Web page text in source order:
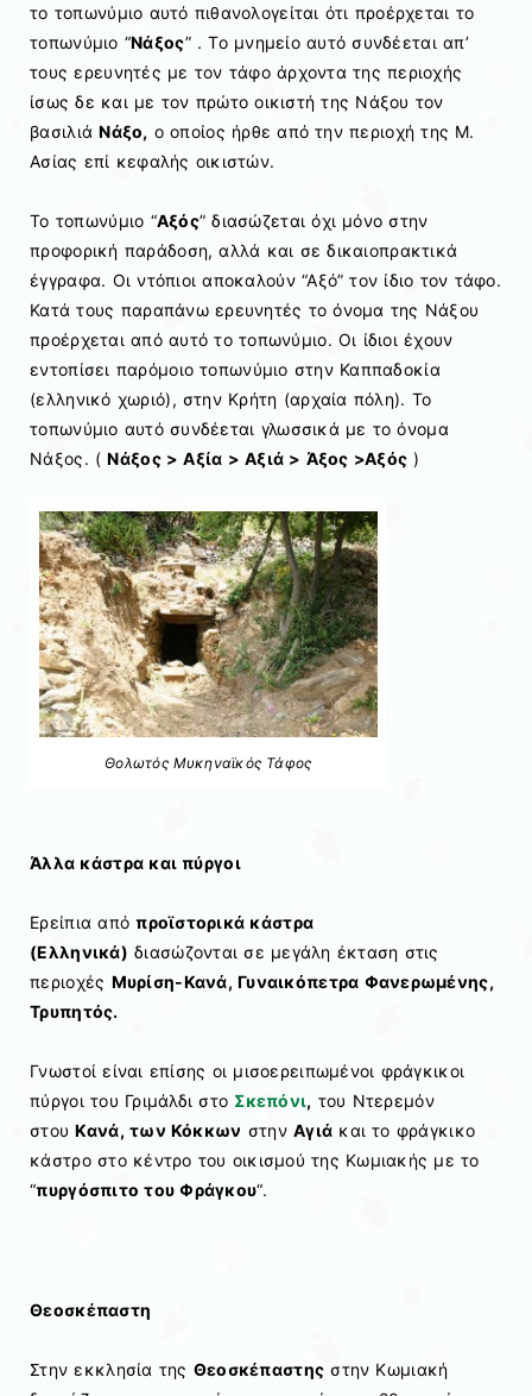
το τοπωνύμιο αυτό πιθανολογείται ότι προέρχεται το
τοπωνύμιο “Νάξος” . Το μνημείο αυτό συνδέεται απ’
τους ερευνητές με τον τάφο άρχοντα της περιοχής
ίσως δε και με τον πρώτο οικιστή της Νάξου τον
βασιλιάΝάξο, ο οποίος ήρθε από την περιοχή της Μ.
Ασίας επί κεφαλής οικιστών.
Το τοπωνύμιο “Αξός” διασώζεται όχι μόνο στην
προφορική παράδοση, αλλά και σε δικαιοπρακτικά
έγγραφα. Οι ντόπιοι αποκαλούν “Αξό” τον ίδιο τον τάφο.
Κατά τους παραπάνω ερευνητές το όνομα της Νάξου
προέρχεται από αυτό το τοπωνύμιο. Οι ίδιοι έχουν
εντοπίσει παρόμοιο τοπωνύμιο στην Καππαδοκία
(ελληνικό χωριό), στην Κρήτη (αρχαία πόλη). Το
τοπωνύμιο αυτό συνδέεται γλωσσικά με το όνομα
Νάξος. (Νάξος > Αξία > Αξιά > Άξος >Αξός )
Θολωτός Μυκηναϊκός Τάφος
Άλλα κάστρα και πύργοι
Ερείπια απόπροϊστορικά κάστρα
(Ελληνικά) διασώζονται σε μεγάλη έκταση στις
περιοχές Μυρίση-Κανά, Γυναικόπετρα Φανερωμένης,
Τρυπητός.
Γνωστοί είναι επίσης οι μισοερειπωμένοι φράγκικοι
πύργοι του Γριμάλδι στο Σκεπόνι, του Ντερεμόν
στουΚανά, των Κόκκων στην Αγιά και το φράγκικο
κάστρο στο κέντρο του οικισμού της Κωμιακής με το
“πυργόσπιτο του Φράγκου“.
Θεοσκέπαστη
Στην εκκλησία της Θεοσκέπαστης στην Κωμιακή